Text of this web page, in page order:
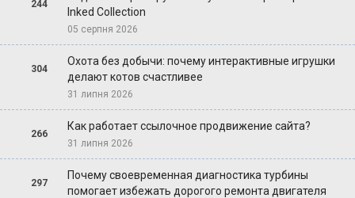
244
Inked Collection
05 серпня 2026
304
Охота без добычи: почему интерактивные игрушки
делают котов счастливее
31 липня 2026
266
Как работает ссылочное продвижение сайта?
31 липня 2026
297
Почему своевременная диагностика турбины
помогает избежать дорогого ремонта двигателя